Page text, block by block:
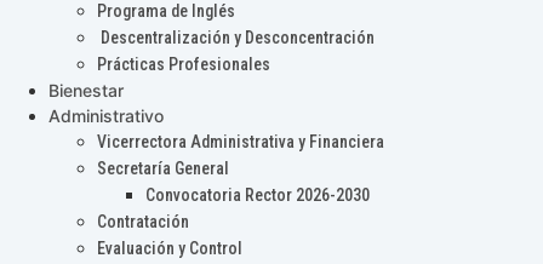
Programa de Inglés
Descentralización y Desconcentración
Prácticas Profesionales
Bienestar
Administrativo
Vicerrectora Administrativa y Financiera
Secretaría General
Convocatoria Rector 2026-2030
Contratación
Evaluación y Control